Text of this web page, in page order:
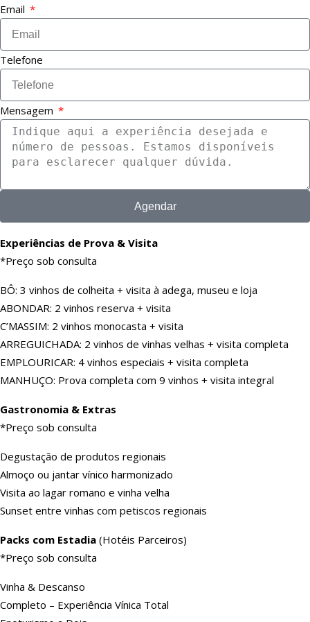
Email
Telefone
Mensagem
Agendar
Experiências de Prova & Visita
*Preço sob consulta
BÔ: 3 vinhos de colheita + visita à adega, museu e loja
ABONDAR: 2 vinhos reserva + visita
C’MASSIM: 2 vinhos monocasta + visita
ARREGUICHADA: 2 vinhos de vinhas velhas + visita completa
EMPLOURICAR: 4 vinhos especiais + visita completa
MANHUÇO: Prova completa com 9 vinhos + visita integral
Gastronomia & Extras
*Preço sob consulta
Degustação de produtos regionais
Almoço ou jantar vínico harmonizado
Visita ao lagar romano e vinha velha
Sunset entre vinhas com petiscos regionais
Packs com Estadia (Hotéis Parceiros)
*Preço sob consulta
Vinha & Descanso
Completo – Experiência Vínica Total